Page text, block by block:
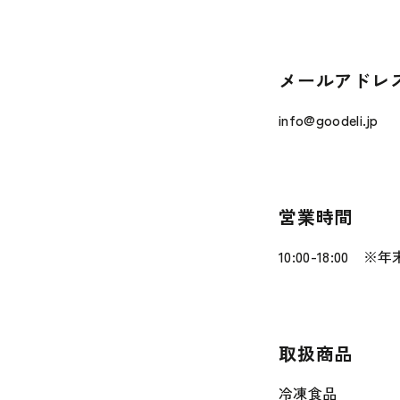
メールアドレ
info@goodeli.jp
営業時間
10:00-18:00 ※年
取扱商品
冷凍食品